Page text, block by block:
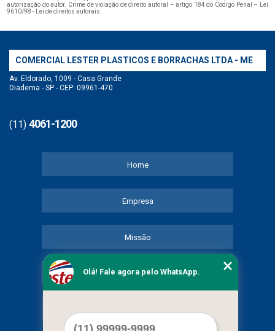
autorização do autor. Crime de violação de direito autoral – artigo 184 do Código Penal –
Lei
9610/98 - Lei de direitos autorais
COMERCIAL LESTER PLASTICOS E BORRACHAS LTDA - ME
Av. Eldorado, 1009 - Casa Grande
Diadema - SP - CEP: 09961-470
(11) 4061-1200
Home
Empresa
Missão
Serviços
Olá! Fale agora pelo WhatsApp.